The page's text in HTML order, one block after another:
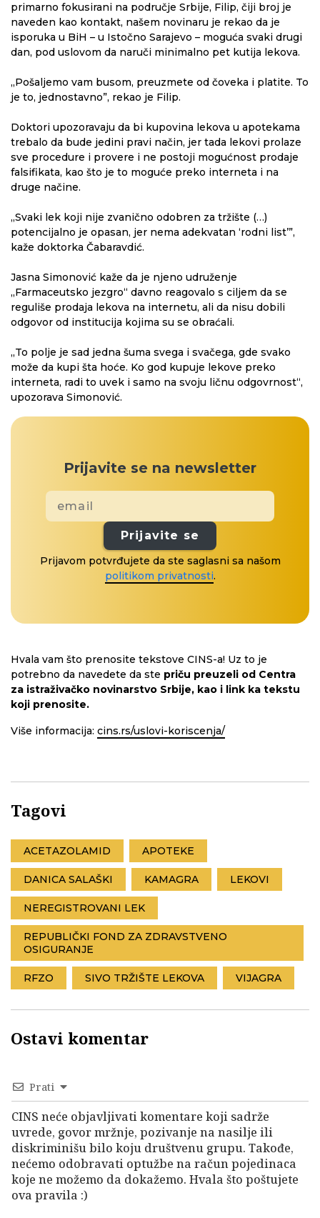
primarno fokusirani na područje Srbije, Filip, čiji broj je
naveden kao kontakt, našem novinaru je rekao da je
isporuka u BiH – u Istočno Sarajevo – moguća svaki drugi
dan, pod uslovom da naruči minimalno pet kutija lekova.
„Pošaljemo vam busom, preuzmete od čoveka i platite. To
je to, jednostavno”, rekao je Filip.
Doktori upozoravaju da bi kupovina lekova u apotekama
trebalo da bude jedini pravi način, jer tada lekovi prolaze
sve procedure i provere i ne postoji mogućnost prodaje
falsifikata, kao što je to moguće preko interneta i na
druge načine.
„Svaki lek koji nije zvanično odobren za tržište (…)
potencijalno je opasan, jer nema adekvatan ‘rodni list’”,
kaže doktorka Čabaravdić.
Jasna Simonović kaže da je njeno udruženje
„Farmaceutsko jezgro“ davno reagovalo s ciljem da se
reguliše prodaja lekova na internetu, ali da nisu dobili
odgovor od institucija kojima su se obraćali.
„To polje je sad jedna šuma svega i svačega, gde svako
može da kupi šta hoće. Ko god kupuje lekove preko
interneta, radi to uvek i samo na svoju ličnu odgovrnost“,
upozorava Simonović.
Prijavite se na newsletter
Prijavite se
Prijavom potvrđujete da ste saglasni sa našom
politikom privatnosti.
Hvala vam što prenosite tekstove CINS-a! Uz to je
potrebno da navedete da ste priču preuzeli od Centra
za istraživačko novinarstvo Srbije, kao i link ka tekstu
koji prenosite.
Više informacija: cins.rs/uslovi-koriscenja/
Tagovi
ACETAZOLAMID APOTEKE
DANICA SALAŠKI KAMAGRA LEKOVI
NEREGISTROVANI LEK
REPUBLIČKI FOND ZA ZDRAVSTVENO
OSIGURANJE
RFZO SIVO TRŽIŠTE LEKOVA VIJAGRA
Ostavi komentar
Prati
CINS neće objavljivati komentare koji sadrže
uvrede, govor mržnje, pozivanje na nasilje ili
diskriminišu bilo koju društvenu grupu. Takođe,
nećemo odobravati optužbe na račun pojedinaca
koje ne možemo da dokažemo. Hvala što poštujete
ova pravila :)